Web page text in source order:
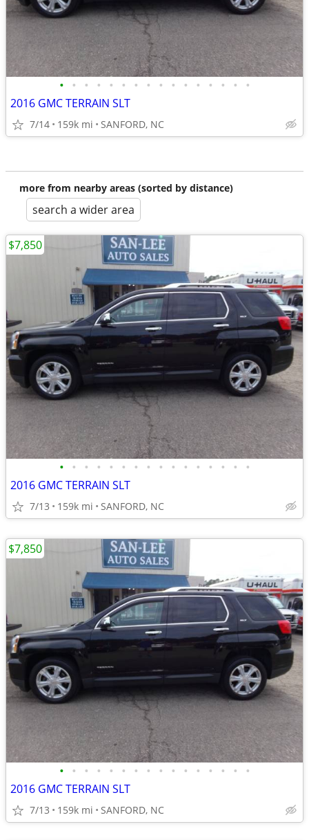
• • • • • • • • • • • • • • • •
2016 GMC TERRAIN SLT
7/14 159k mi SANFORD, NC
more from nearby areas (sorted by distance)
search a wider area
• • • • • • • • • • • • • • • •
2016 GMC TERRAIN SLT
7/13 159k mi SANFORD, NC
$7,850
• • • • • • • • • • • • • • • •
2016 GMC TERRAIN SLT
7/13 159k mi SANFORD, NC
$7,850